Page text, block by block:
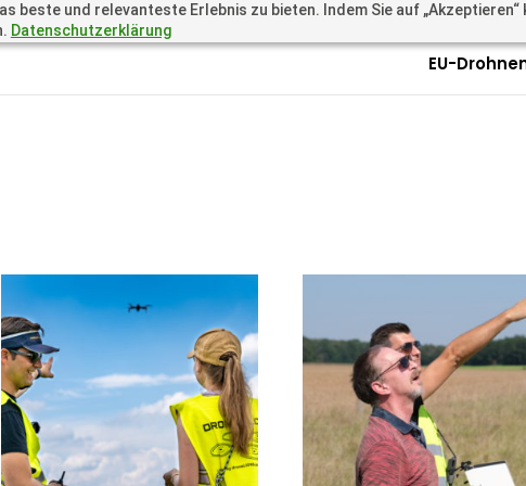
beste und relevanteste Erlebnis zu bieten. Indem Sie auf „Akzeptieren“
Datenschutzerklärung
Questions? Call
EU-